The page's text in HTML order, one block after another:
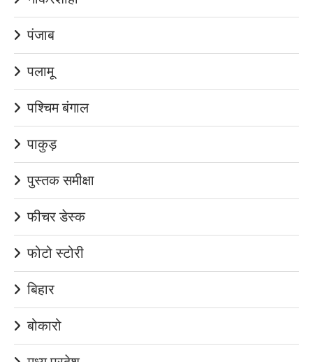
पंजाब
पलामू
पश्चिम बंगाल
पाकुड़
पुस्तक समीक्षा
फीचर डेस्क
फोटो स्टोरी
बिहार
बोकारो